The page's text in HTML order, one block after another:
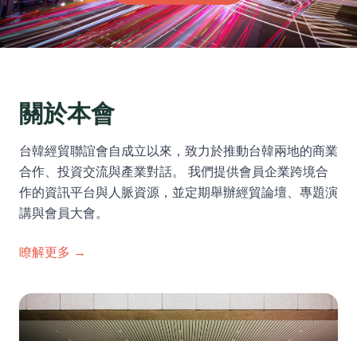
關於本會
台韓經貿聯誼會自成立以來，致力於推動台韓兩地的商業
合作、投資交流與產業對話。 我們提供會員企業跨境合
作的資訊平台與人脈資源，並定期舉辦經貿論壇、專題演
講與會員大會。
瞭解更多 →